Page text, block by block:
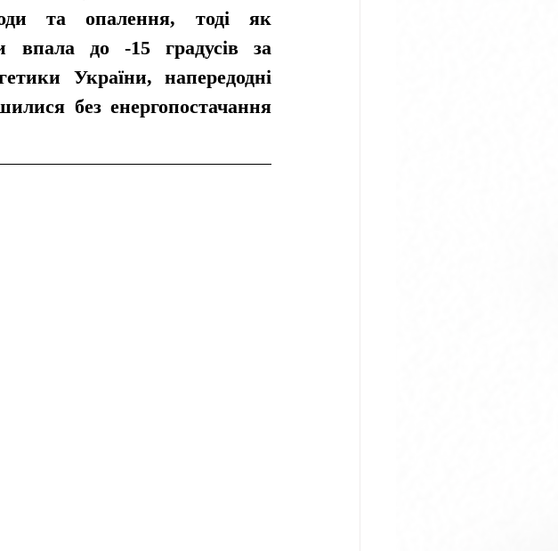
та опалення, тоді як
впала до -15 градусів за
України, напередодні
без енергопостачання